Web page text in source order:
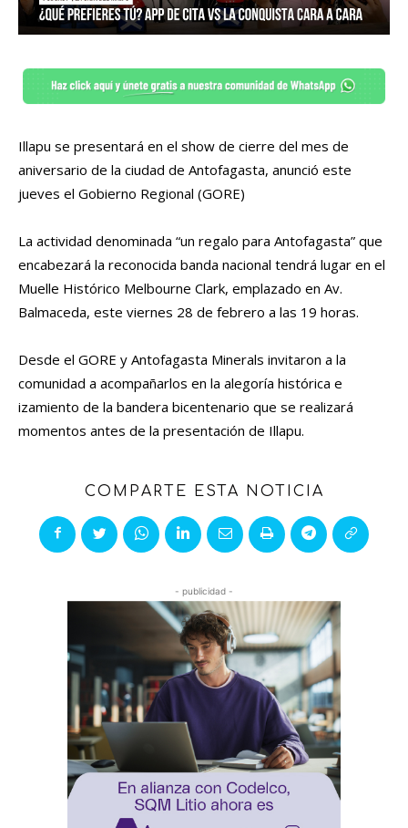
Illapu se presentará en el show de cierre del mes de
aniversario de la ciudad de Antofagasta, anunció este
jueves el Gobierno Regional (GORE)
La actividad denominada “un regalo para Antofagasta” que
encabezará la reconocida banda nacional tendrá lugar en el
Muelle Histórico Melbourne Clark, emplazado en Av.
Balmaceda, este viernes 28 de febrero a las 19 horas.
Desde el GORE y Antofagasta Minerals invitaron a la
comunidad a acompañarlos en la alegoría histórica e
izamiento de la bandera bicentenario que se realizará
momentos antes de la presentación de Illapu.
COMPARTE ESTA NOTICIA
- publicidad -